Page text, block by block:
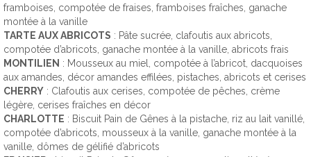
framboises, compotée de fraises, framboises fraîches, ganache
montée à la vanille
TARTE AUX ABRICOTS : Pâte sucrée, clafoutis aux abricots,
compotée d’abricots, ganache montée à la vanille, abricots frais
MONTILIEN : Mousseux au miel, compotée à l’abricot, dacquoises
aux amandes, décor amandes effilées, pistaches, abricots et cerises
CHERRY : Clafoutis aux cerises, compotée de pêches, crème
légère, cerises fraîches en décor
CHARLOTTE : Biscuit Pain de Gênes à la pistache, riz au lait vanillé,
compotée d’abricots, mousseux à la vanille, ganache montée à la
vanille, dômes de gélifié d’abricots